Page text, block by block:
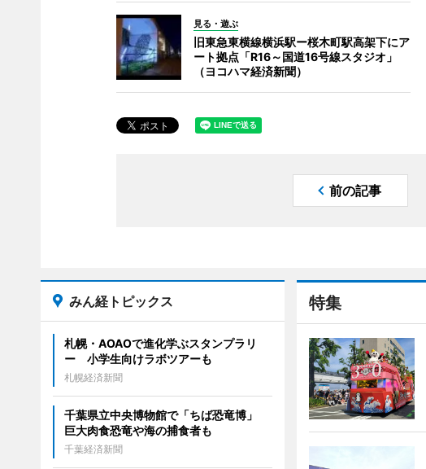
見る・遊ぶ
旧東急東横線横浜駅ー桜木町駅高架下にア
ート拠点「R16～国道16号線スタジオ」
（ヨコハマ経済新聞）
前の記事
特集
みん経トピックス
札幌・AOAOで進化学ぶスタンプラリ
ー 小学生向けラボツアーも
札幌経済新聞
千葉県立中央博物館で「ちば恐竜博」
巨大肉食恐竜や海の捕食者も
千葉経済新聞